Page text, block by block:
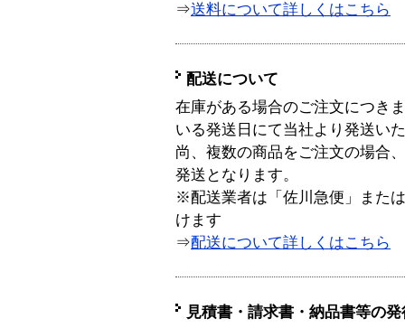
⇒送料について詳しくはこちら
配送について
在庫がある場合のご注文につき
いる発送日にて当社より発送い
尚、複数の商品をご注文の場合
発送となります。
※配送業者は「佐川急便」また
けます
⇒配送について詳しくはこちら
見積書・請求書・納品書等の